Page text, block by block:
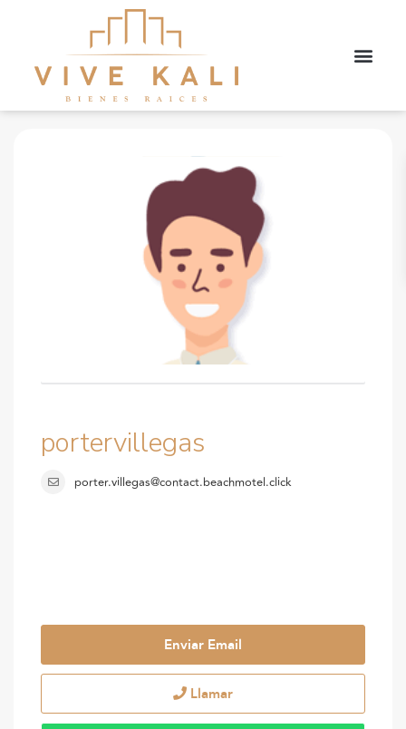
portervillegas
porter.villegas@contact.beachmotel.click
Enviar Email
Llamar